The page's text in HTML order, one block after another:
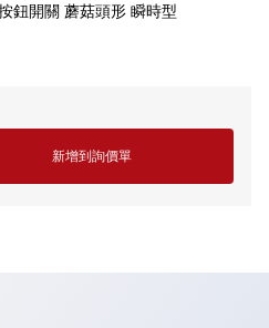
鈕開關 蘑菇頭形 瞬時型
新增到詢價單